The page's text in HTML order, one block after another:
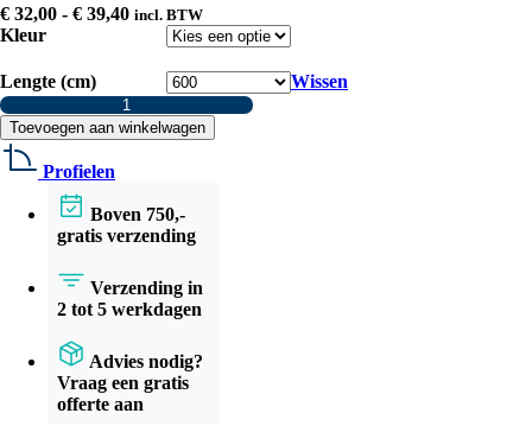
€ 32,00 - € 39,40Prijsklasse:
€ 32,00
€ 39,40
incl. BTW
Kleur
Lengte (cm)
Wissen
Eindprofiel
19
mm
inwendig
Toevoegen aan winkelwagen
Profielen
Boven 750,-
gratis verzending
Verzending in
2 tot 5 werkdagen
Advies nodig?
Vraag een gratis
offerte aan